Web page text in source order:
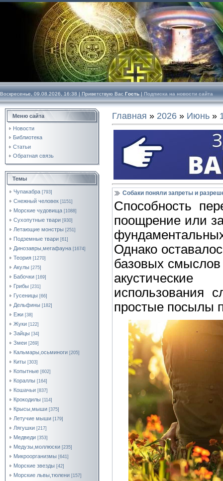
Воскресенье, 09.08.2026, 16:38 | Приветствую Вас Гость | Подписка на новости сайта
Меню сайта
Новости
Библиотека
Статьи
Обратная связь
Темы
Чупакабра [793]
Снежный человек [1151]
Морские чудовища [1088]
Сухопутные твари [930]
Летающие монстры [251]
Подземные твари [61]
Динозавры,мегафауна [1674]
Теория [1270]
Акулы [275]
Бабочки [169]
Грибы [231]
Гусеницы [66]
Дельфины [182]
Ежи [38]
Жуки [122]
Зайцы [34]
Змеи [269]
Кальмары,осьминоги [205]
Киты [303]
Копытные [602]
Кораллы [164]
Кошачьи [837]
Крокодилы [114]
Крысы,мыши [375]
Летучие мыши [179]
Лягушки [217]
Медведи [353]
Медузы,моллюски [235]
Микроорганизмы [641]
Морские звезды [42]
Морские львы,тюлени [157]
Главная » 2026 » Июнь »
Собаки поняли запреты и
Способность
поощрение или
Однако
базовых
использования
простые посылы